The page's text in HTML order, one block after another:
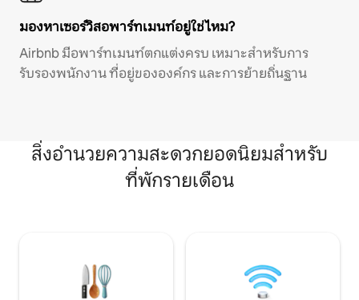
มองหาเซอร์วิสอพาร์ทเมนท์อยู่ใช่ไหม?
Airbnb มีอพาร์ทเมนท์ตกแต่งครบ เหมาะสำหรับการ
รับรองพนักงาน ที่อยู่ขององค์กร และการย้ายถิ่นฐาน
สิ่งอำนวยความสะดวกยอดนิยมสำหรับ
ที่พักรายเดือน